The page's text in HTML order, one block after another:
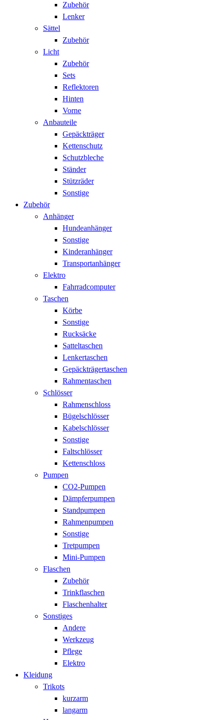
Zubehör
Lenker
Sättel
Zubehör
Licht
Zubehör
Sets
Reflektoren
Hinten
Vorne
Anbauteile
Gepäckträger
Kettenschutz
Schutzbleche
Ständer
Stützräder
Sonstige
Zubehör
Anhänger
Hundeanhänger
Sonstige
Kinderanhänger
Transportanhänger
Elektro
Fahrradcomputer
Taschen
Körbe
Sonstige
Rucksäcke
Satteltaschen
Lenkertaschen
Gepäckträgertaschen
Rahmentaschen
Schlösser
Rahmenschloss
Bügelschlösser
Kabelschlösser
Sonstige
Faltschlösser
Kettenschloss
Pumpen
CO2-Pumpen
Dämpferpumpen
Standpumpen
Rahmenpumpen
Sonstige
Tretpumpen
Mini-Pumpen
Flaschen
Zubehör
Trinkflaschen
Flaschenhalter
Sonstiges
Andere
Werkzeug
Pflege
Elektro
Kleidung
Trikots
kurzarm
langarm